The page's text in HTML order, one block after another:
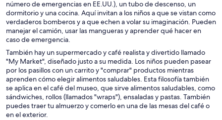
número de emergencias en EE.UU.), un tubo de descenso, un
dormitorio y una cocina. Aquí invitan a los niños a que se vistan como
verdaderos bomberos y a que echen a volar su imaginación. Pueden
manejar el camión, usar las mangueras y aprender qué hacer en
caso de emergencia.
También hay un supermercado y café realista y divertido llamado
"My Market", diseñado justo a su medida. Los niños pueden pasear
por los pasillos con un carrito y "comprar" productos mientras
aprenden cómo elegir alimentos saludables. Esta filosofía también
se aplica en el café del museo, que sirve alimentos saludables, como
sándwiches, rollos (llamados "wraps"), ensaladas y pastas. También
puedes traer tu almuerzo y comerlo en una de las mesas del café o
en el exterior.